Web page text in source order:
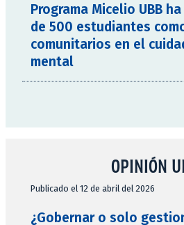
Programa Micelio UBB
de 500 estudiantes
comunitarios en el
mental
OPINIÓN
Publicado el 12 de abril del 2026
¿Gobernar o solo